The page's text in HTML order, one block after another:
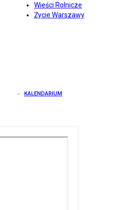
Wieści Rolnicze
Życie Warszawy
KALENDARIUM